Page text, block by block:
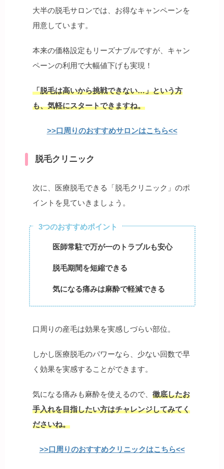
大半の脱毛サロンでは、お得なキャンペーンを
用意しています。
本来の価格設定もリーズナブルですが、キャン
ペーンの利用で大幅値下げも実現！
「脱毛は高いから挑戦できない…」という方
も、気軽にスタートできますね。
>>口周りのおすすめサロンはこちら<<
脱毛クリニック
次に、医療脱毛できる「脱毛クリニック」のポ
イントを見ていきましょう。
3つのおすすめポイント
医師常駐で万が一のトラブルも安心
脱毛期間を短縮できる
気になる痛みは麻酔で軽減できる
口周りの産毛は効果を実感しづらい部位。
しかし医療脱毛のパワーなら、少ない回数で早
く効果を実感することができます。
気になる痛みも麻酔を使えるので、 徹底したお
手入れを目指したい方はチャレンジしてみてく
ださいね。
>>口周りのおすすめクリニックはこちら<<